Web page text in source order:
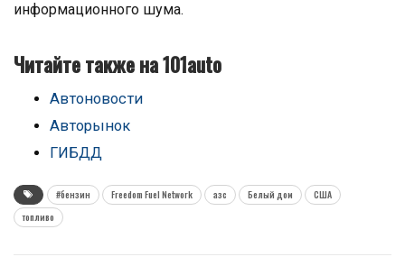
информационного шума.
Читайте также на 101auto
Автоновости
Авторынок
ГИБДД
#бензин Freedom Fuel Network азс Белый дом
США
топливо